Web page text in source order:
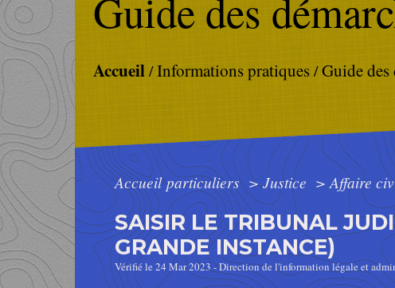
Guide des
Accueil/Informations pratiques/Guide des
Accueil particuliers>Justice > Affaire
SAISIR LE TRIBUNAL
GRANDE INSTANCE)
Vérifié le 24 Mar 2023 - Direction de l'information légale et